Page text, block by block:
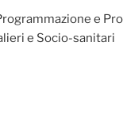
e
e Socio-sanitari